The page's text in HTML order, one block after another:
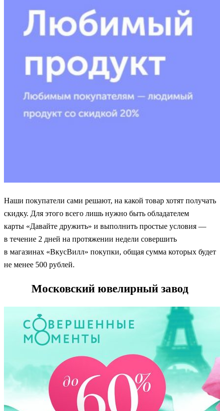
Наши покупатели сами решают, на какой товар хотят получать
скидку. Для этого всего лишь нужно быть обладателем
карты «Давайте дружить» и выполнить простые условия —
в течение 2 дней на протяжении недели совершить
в магазинах «ВкусВилл» покупки, общая сумма которых будет
не менее 500 рублей.
Московский ювелирный завод